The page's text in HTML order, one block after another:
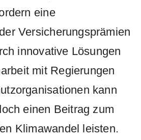
eine
Versicherungsprämien
innovative Lösungen
mit Regierungen
kann‍
einen Beitrag zum
Klimawandel leisten.